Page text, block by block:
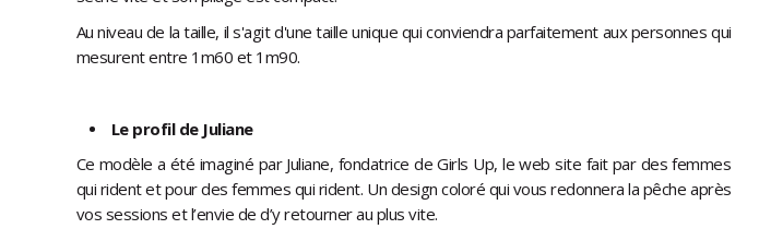
Au niveau de la taille, il s'agit d'une taille unique qui conviendra parfaitement aux personnes qui
mesurent entre 1m60 et 1m90.
Le profil de Juliane
Ce modèle a été imaginé par Juliane, fondatrice de Girls Up, le web site fait par des femmes
qui rident et pour des femmes qui rident. Un design coloré qui vous redonnera la pêche après
vos sessions et l’envie de d’y retourner au plus vite.